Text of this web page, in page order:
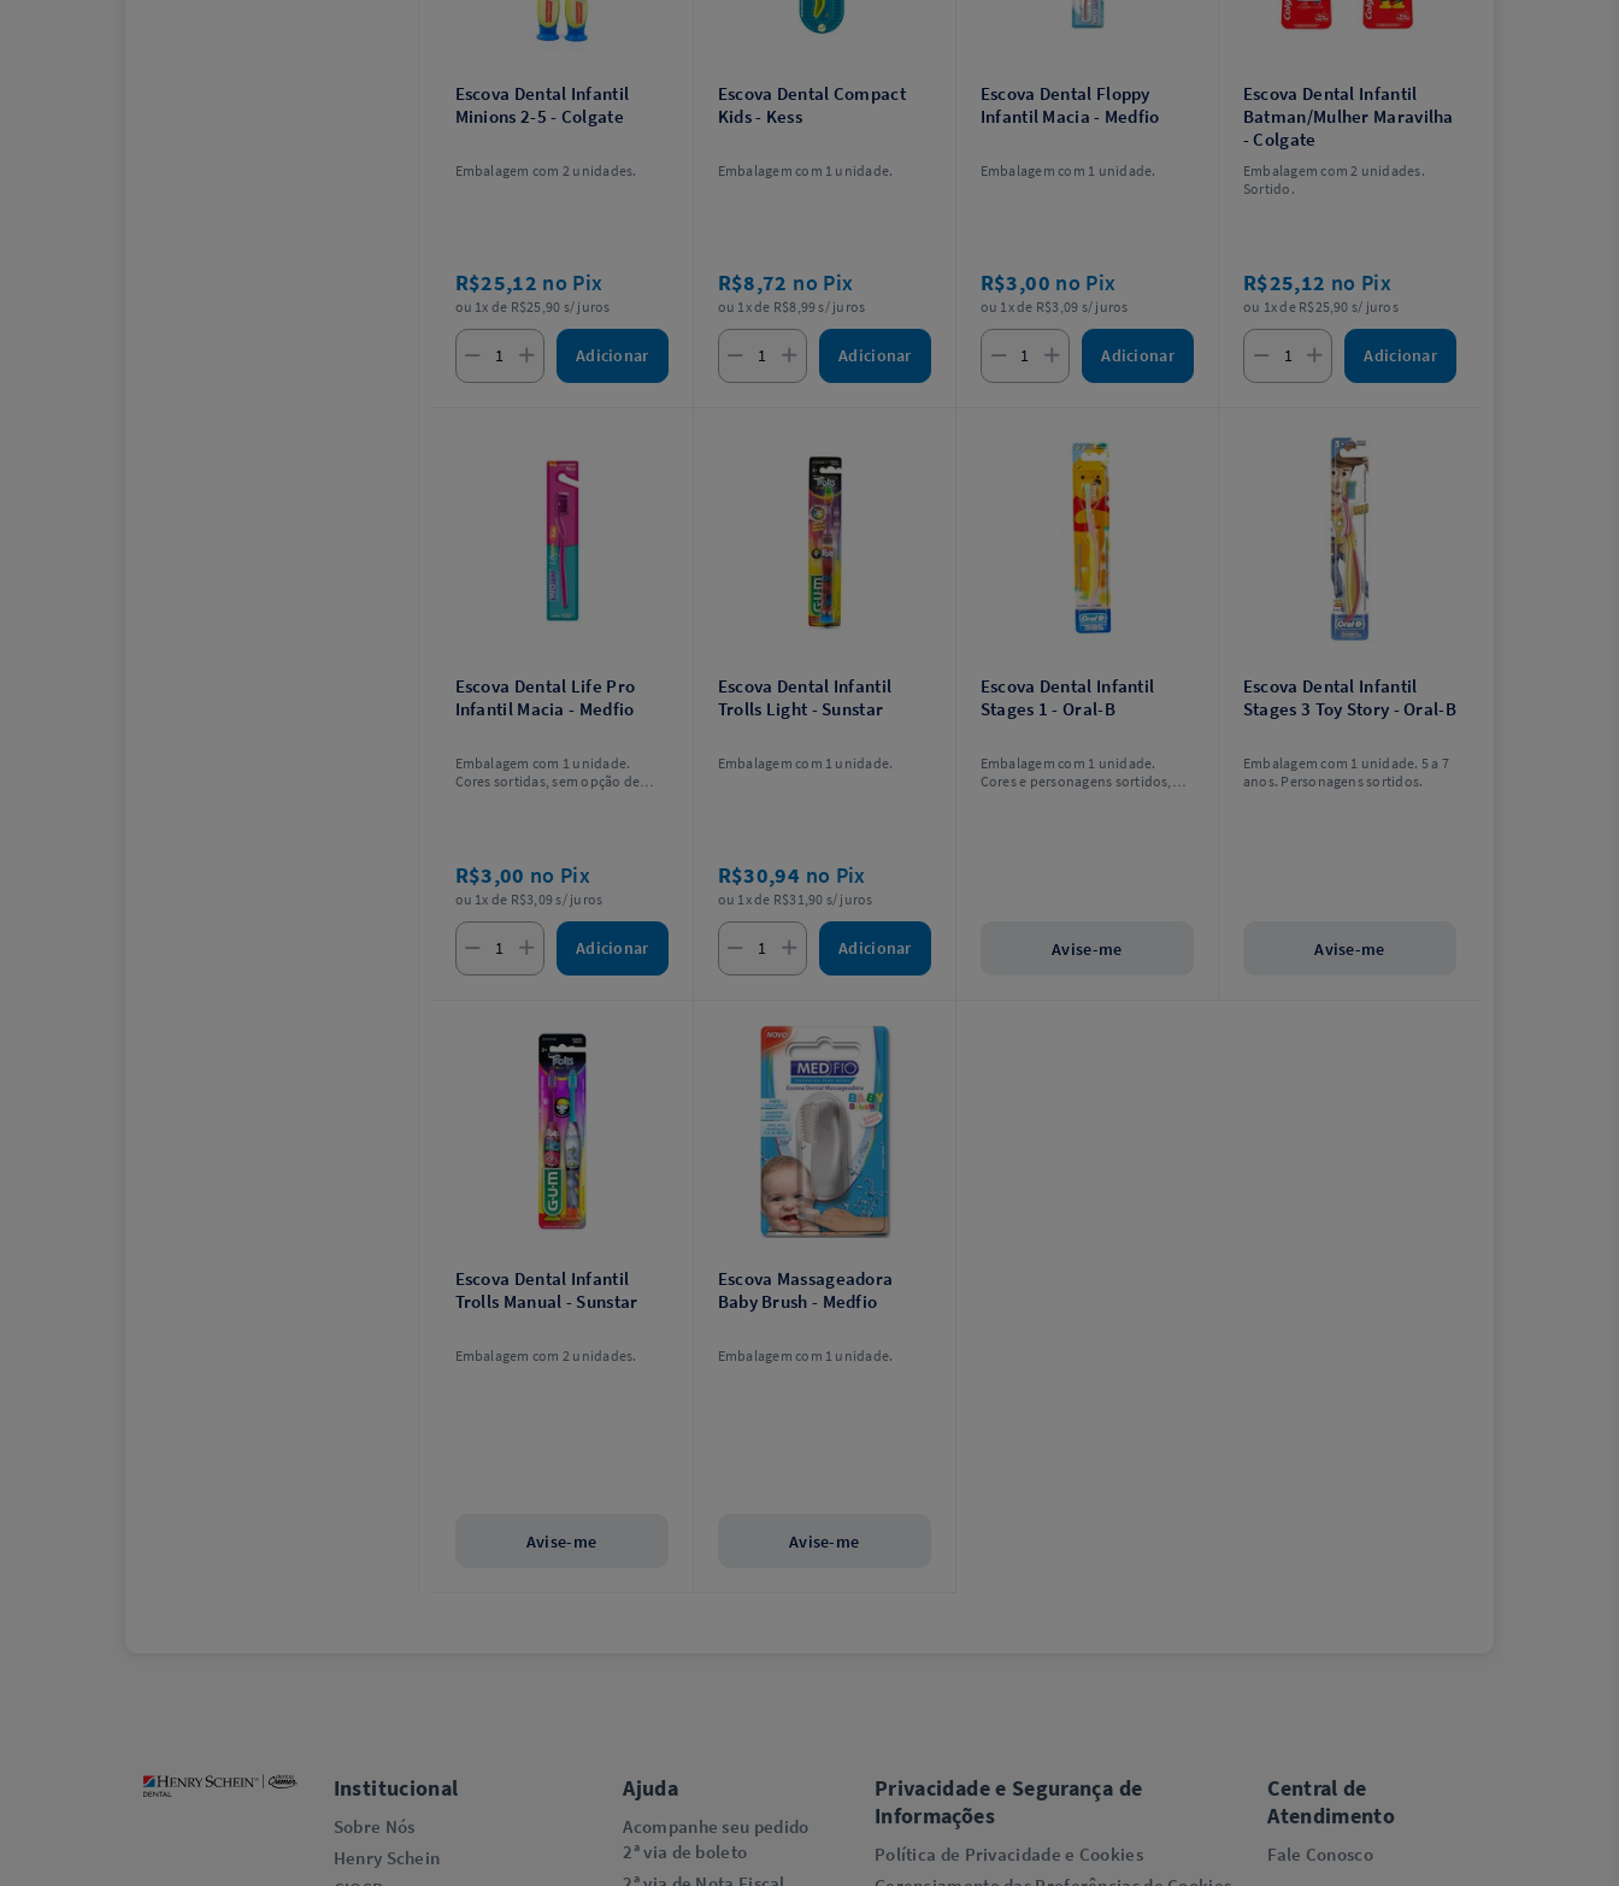
Escova Dental Infantil
Minions 2-5 - Colgate
Embalagem com 2 unidades.
R$25,12 no Pix
ou 1x de R$25,90 s/ juros
Adicionar
Escova Dental Compact
Kids - Kess
Embalagem com 1 unidade.
R$8,72 no Pix
ou 1x de R$8,99 s/ juros
Adicionar
Escova Dental Floppy
Infantil Macia - Medfio
Embalagem com 1 unidade.
R$3,00 no Pix
ou 1x de R$3,09 s/ juros
Adicionar
Escova Dental Infantil
Batman/Mulher Maravilha
- Colgate
Embalagem com 2 unidades.
Sortido.
R$25,12 no Pix
ou 1x de R$25,90 s/ juros
Adicionar
Escova Dental Life Pro
Infantil Macia - Medfio
Embalagem com 1 unidade.
Cores sortidas, sem opção de
R$3,00 no Pix
ou 1x de R$3,09 s/ juros
Adicionar
Escova Dental Infantil
Trolls Light - Sunstar
Embalagem com 1 unidade.
R$30,94 no Pix
ou 1x de R$31,90 s/ juros
Adicionar
Escova Dental Infantil
Stages 1 - Oral-B
Embalagem com 1 unidade.
Cores e personagens sortidos,
Avise-me
Escova Dental Infantil
Stages 3 Toy Story - Oral-B
Embalagem com 1 unidade. 5 a 7
anos. Personagens sortidos.
Avise-me
Escova Dental Infantil
Trolls Manual - Sunstar
Embalagem com 2 unidades.
Avise-me
Escova Massageadora
Baby Brush - Medfio
Embalagem com 1 unidade.
Avise-me
Institucional
Sobre Nós
Henry Schein
Ajuda
Acompanhe seu pedido
2ª via de boleto
Privacidade e Segurança de
Informações
Política de Privacidade e Cookies
Central de
Atendimento
Fale Conosco